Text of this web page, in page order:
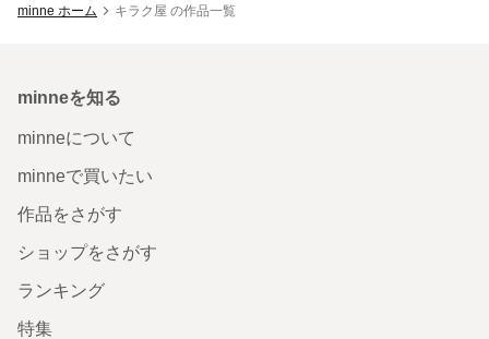
minne ホーム キラク屋 の作品一覧
minneを知る
minneについて
minneで買いたい
作品をさがす
ショップをさがす
ランキング
特集